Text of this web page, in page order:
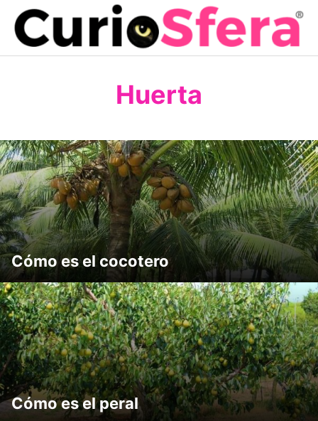
Saltar
contenido
Huerta
Cómo es el cocotero
Cómo es el peral